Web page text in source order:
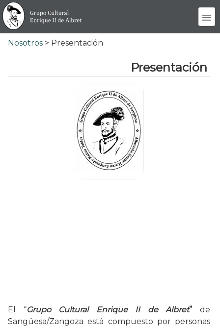
Nosotros > Presentación
Presentación
El “Grupo Cultural Enrique II de Albret” de
Sangüesa/Zangoza está compuesto por personas